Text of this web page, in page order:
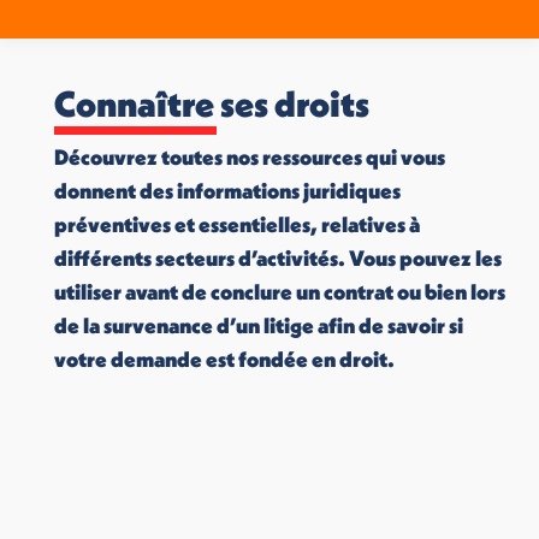
Connaître ses droits
Découvrez toutes nos ressources qui vous
donnent des informations juridiques
préventives et essentielles, relatives à
différents secteurs d’activités. Vous pouvez les
utiliser avant de conclure un contrat ou bien lors
de la survenance d’un litige afin de savoir si
votre demande est fondée en droit.